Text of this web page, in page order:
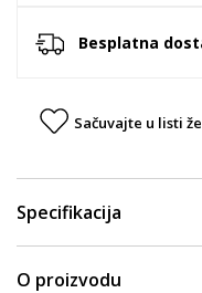
Besplatna
Sačuvajte u listi
Specifikacija
O proizvodu